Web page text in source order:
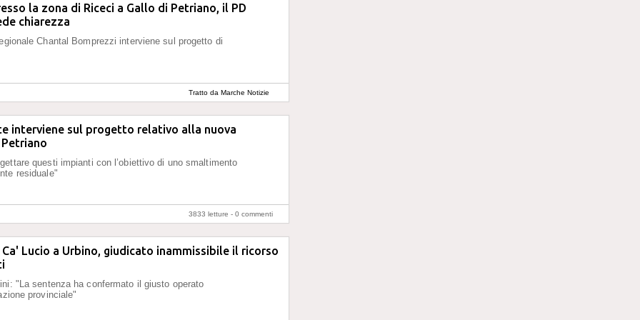
la zona di Riceci a Gallo di Petriano, il PD
chiarezza
Chantal Bomprezzi interviene sul progetto di
Tratto da Marche Notizie
interviene sul progetto relativo alla nuova
questi impianti con l’obiettivo di uno smaltimento
residuale"
3833 letture - 0 commenti
Lucio a Urbino, giudicato inammissibile il ricorso
"La sentenza ha confermato il giusto operato
provinciale"